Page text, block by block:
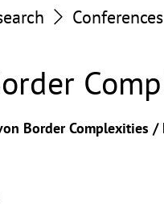
Border Complexities